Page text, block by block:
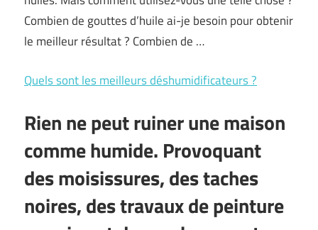
Combien de gouttes d’huile ai-je besoin pour obtenir
le meilleur résultat ? Combien de …
Quels sont les meilleurs déshumidificateurs ?
Rien ne peut ruiner une maison
comme humide. Provoquant
des moisissures, des taches
noires, des travaux de peinture